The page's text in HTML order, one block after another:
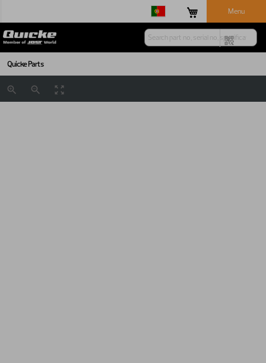
Menu
Quicke Parts